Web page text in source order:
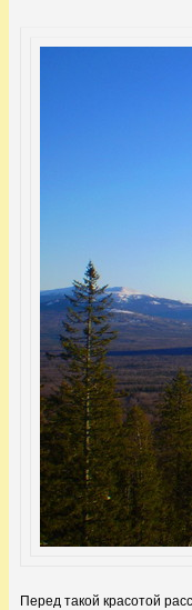
Перед такой красотой